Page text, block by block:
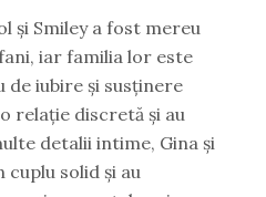
și Smiley a fost mereu
iar familia lor este
de iubire și susținere
relație discretă și au
detalii intime, Gina și
cuplu solid și au